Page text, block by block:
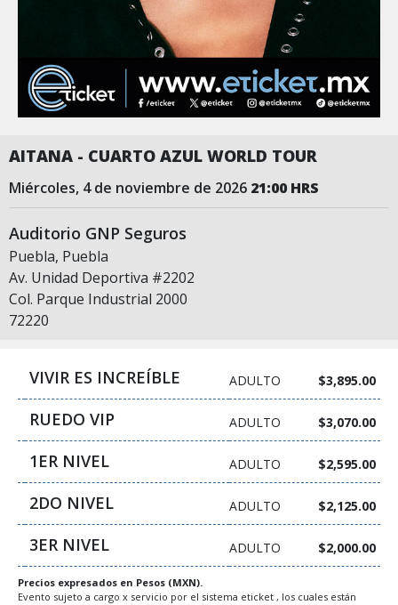
AITANA - CUARTO AZUL WORLD TOUR
miércoles, 4 de noviembre de 2026 21:00 HRS
Auditorio GNP Seguros
Puebla, Puebla
Av. Unidad Deportiva #2202
Col. Parque Industrial 2000
72220
VIVIR ES INCREÍBLE ADULTO $3,895.00
RUEDO VIP ADULTO $3,070.00
1ER NIVEL ADULTO $2,595.00
2DO NIVEL ADULTO $2,125.00
3ER NIVEL ADULTO $2,000.00
Precios expresados en Pesos (MXN).
Evento sujeto a cargo x servicio por el sistema eticket , los cuales están